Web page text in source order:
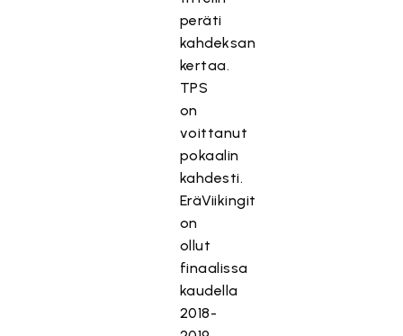
peräti
kahdeksan
kertaa.
TPS
on
voittanut
pokaalin
kahdesti.
EräViikingit
on
ollut
finaalissa
kaudella
2018-